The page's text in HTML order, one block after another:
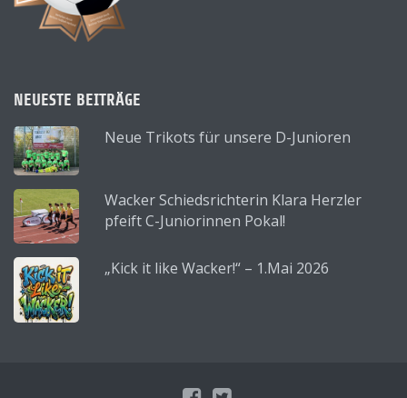
NEUESTE BEITRÄGE
Neue Trikots für unsere D-Junioren
Wacker Schiedsrichterin Klara Herzler
pfeift C-Juniorinnen Pokal!
„Kick it like Wacker!“ – 1.Mai 2026